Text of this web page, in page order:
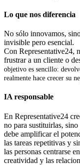
Lo que nos diferencia
No sólo innovamos,
invisible pero esencial.
Con Representative24,
frustrar a un cliente o
objetivo es sencillo:
realmente hace crecer su
IA responsable
En Representative24
no para sustituirlas,
debe amplificar el
las tareas repetitivas y
las personas centrarse
creatividad y las